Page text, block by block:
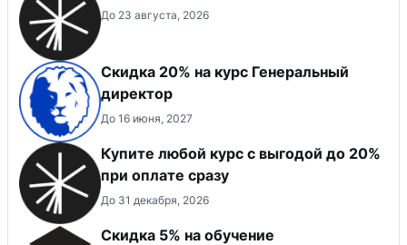
До 23 августа, 2026
Скидка 20% на курс Генеральный
директор
До 16 июня, 2027
Купите любой курс с выгодой до 20%
при оплате сразу
До 31 декабря, 2026
Скидка 5% на обучение